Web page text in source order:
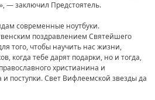
— заключил Предстоятель.
современные ноутбуки.
поздравлением Святейшего
того, чтобы научить нас жизни,
когда тебе дарят подарки, но и тогда,
христианина и
поступки. Свет Вифлеемской звезды да